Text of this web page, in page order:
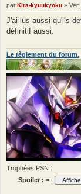
parKira-kyuukyoku »
J'ai lus aussi qu'ils
définitif aussi.
Le règlement du forum.
Trophées PSN :
Spoiler : = :